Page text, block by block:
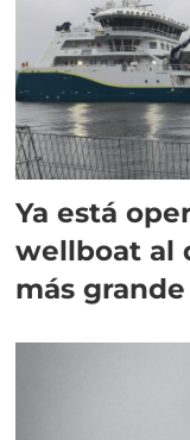
Ya está
wellboat al
más